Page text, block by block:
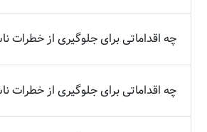
چه اقداماتی برای جلوگیری از خطرات
چه اقداماتی برای جلوگیری از خطرات